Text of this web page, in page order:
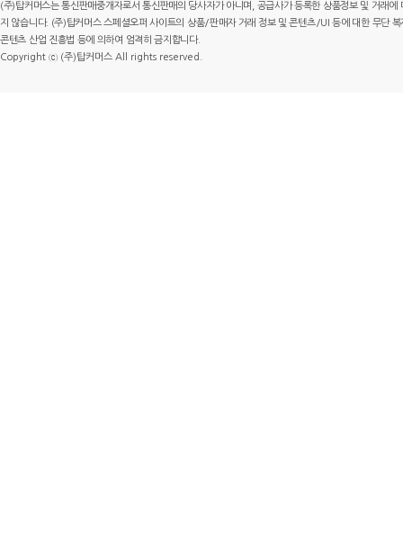
(주)탑커머스는 통신판매중개자로서 통신판매의 당사자가 아니며, 공급사가 등록한 상품정보 및 거래
지 않습니다. (주)탑커머스 스페셜오퍼 사이트의 상품/판매자 거래 정보 및 콘텐츠/UI 등에 대한 무단
콘텐츠 산업 진흥법 등에 의하여 엄격히 금지합니다.
Copyright ⓒ (주)탑커머스 All rights reserved.